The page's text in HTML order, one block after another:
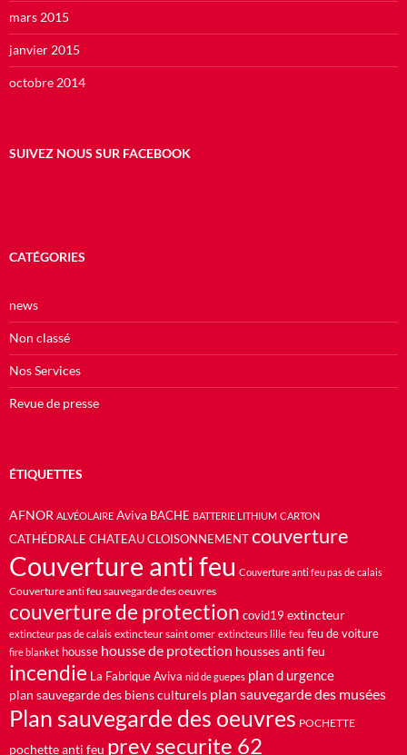
mars 2015
janvier 2015
octobre 2014
SUIVEZ NOUS SUR FACEBOOK
CATÉGORIES
news
Non classé
Nos Services
Revue de presse
ÉTIQUETTES
AFNOR ALVÉOLAIRE Aviva BACHE BATTERIE LITHIUM CARTON
CATHÉDRALE CHATEAU CLOISONNEMENT couverture
Couverture anti feu Couverture anti feu pas de calais
Couverture anti feu sauvegarde des oeuvres
couverture de protection covid19 extincteur
extincteur pas de calais extincteur saint omer extincteurs lille feu feu de voiture
fire blanket housse housse de protection housses anti feu
incendie La Fabrique Aviva nid de guepes plan d urgence
plan sauvegarde des biens culturels plan sauvegarde des musées
Plan sauvegarde des oeuvres POCHETTE
pochette anti feu prev securite 62